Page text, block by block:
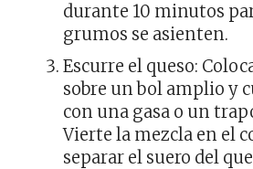
durante 10 minutos
grumos se asienten.
Escurre el queso:
sobre un bol amplio y
con una gasa o un
Vierte la mezcla en el
separar el suero del